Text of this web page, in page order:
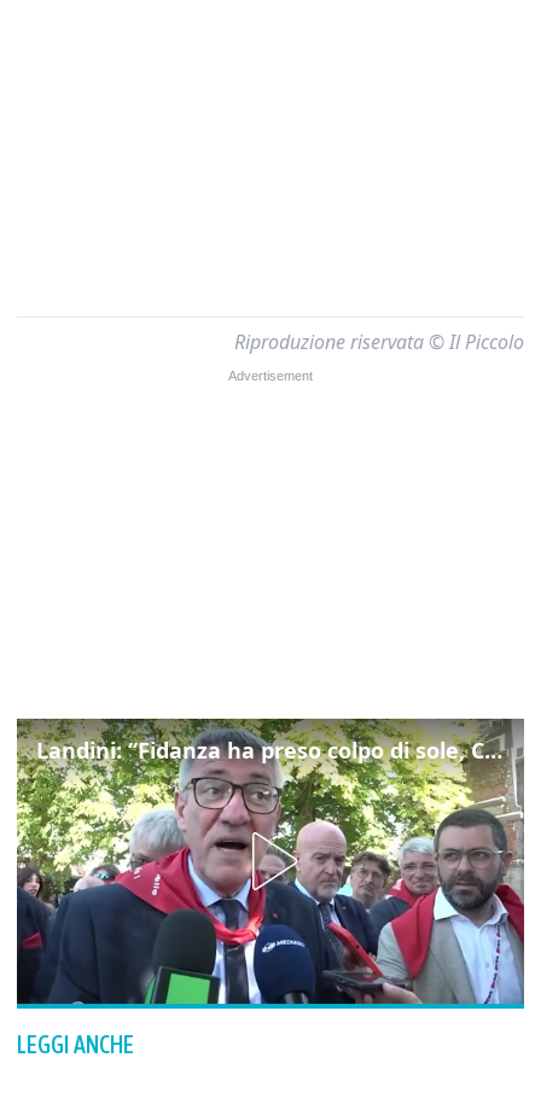
Riproduzione riservata © Il Piccolo
Landini: “Fidanza ha preso colpo di sole, Cgil non si gira mai dall'altra parte”
LEGGI ANCHE